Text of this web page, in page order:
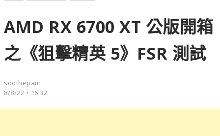
AMD RX 6700 XT 公版開箱
之《狙擊精英 5》FSR 測試
soothepain
8/8/22，16:32